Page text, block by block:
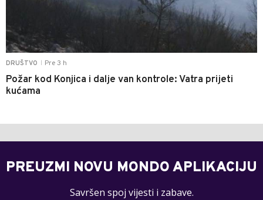
DRUŠTVO Pre 3 h
Požar kod Konjica i dalje van kontrole: Vatra prijeti
kućama
PREUZMI NOVU MONDO APLIKACIJU
Savršen spoj vijesti i zabave.